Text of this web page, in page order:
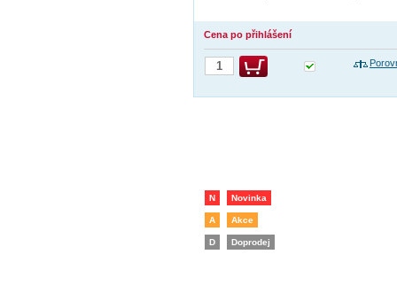
Cena po přihlášení
N Novinka
A Akce
D Doprodej